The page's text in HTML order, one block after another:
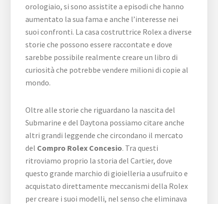
orologiaio, si sono assistite a episodi che hanno
aumentato la sua fama e anche l’interesse nei
suoi confronti. La casa costruttrice Rolex a diverse
storie che possono essere raccontate e dove
sarebbe possibile realmente creare un libro di
curiosità che potrebbe vendere milioni di copie al
mondo.
Oltre alle storie che riguardano la nascita del
Submarine e del Daytona possiamo citare anche
altri grandi leggende che circondano il mercato
del Compro Rolex Concesio. Tra questi
ritroviamo proprio la storia del Cartier, dove
questo grande marchio di gioielleria a usufruito e
acquistato direttamente meccanismi della Rolex
per creare i suoi modelli, nel senso che eliminava